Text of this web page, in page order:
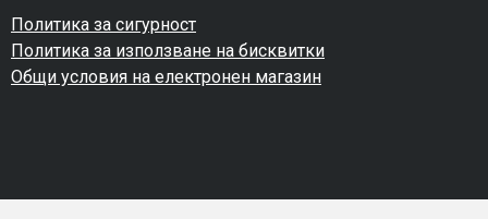
Политика за сигурност
Политика за използване на бисквитки
Общи условия на електронен магазин